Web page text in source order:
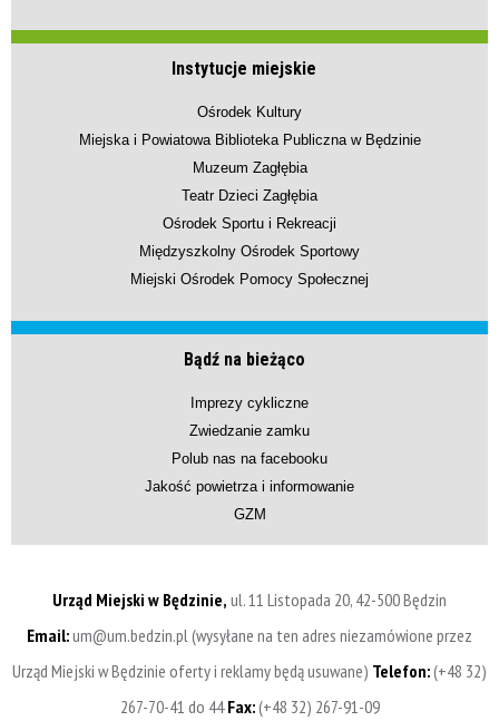
Instytucje miejskie
Ośrodek Kultury
Miejska i Powiatowa Biblioteka Publiczna w Będzinie
Muzeum Zagłębia
Teatr Dzieci Zagłębia
Ośrodek Sportu i Rekreacji
Międzyszkolny Ośrodek Sportowy
Miejski Ośrodek Pomocy Społecznej
Bądź na bieżąco
Imprezy cykliczne
Zwiedzanie zamku
Polub nas na facebooku
Jakość powietrza i informowanie
GZM
Urząd Miejski w Będzinie, ul. 11 Listopada 20, 42-500 Będzin
Email:um@um.bedzin.pl (wysyłane na ten adres niezamówione przez
Urząd Miejski w Będzinie oferty i reklamy będą usuwane) Telefon:(+48 32)
267-70-41 do 44Fax:(+48 32) 267-91-09